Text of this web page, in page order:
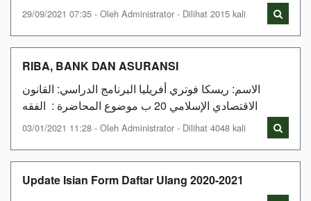
29/09/2021 07:35 - Oleh Administrator - Dilihat 2015 kali
RIBA, BANK DAN ASURANSI
الاسم: ريسكا فوتري أفريليا البرنامج الدراسي: القانون
الاقتصادي الإسلامي 20 ب موضوع المحاضرة : الفقه
03/01/2021 11:28 - Oleh Administrator - Dilihat 4048 kali
Update Isian Form Daftar Ulang 2020-2021